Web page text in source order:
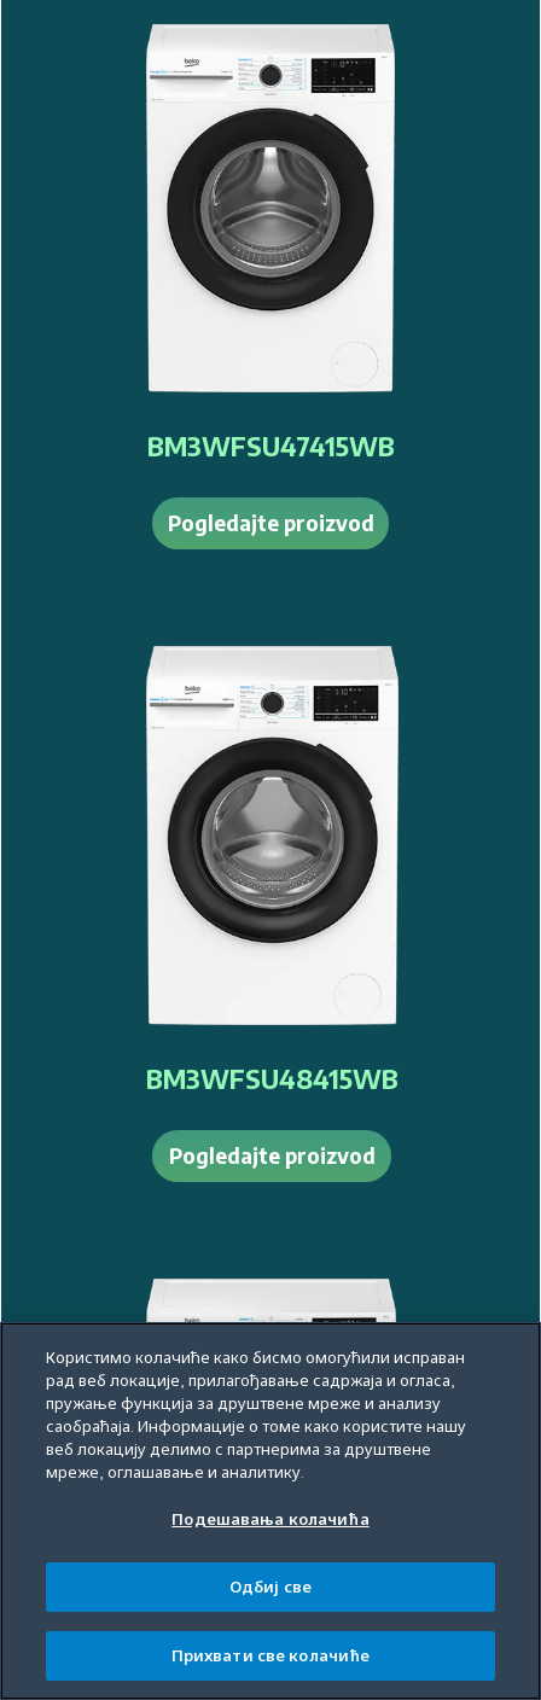
BM3WFU410415WB
Pogledajte proizvod
BM3WFSU47415WB
Pogledajte proizvod
BM3WFSU48415WB
Pogledajte proizvod
Користимо колачиће како бисмо омогућили исправан
рад веб локације, прилагођавање садржаја и огласа,
пружање функција за друштвене мреже и анализу
саобраћаја. Информације о томе како користите нашу
веб локацију делимо с партнерима за друштвене
мреже, оглашавање и аналитику.
Подешавања колачића
Одбиј све
Прихвати све колачиће